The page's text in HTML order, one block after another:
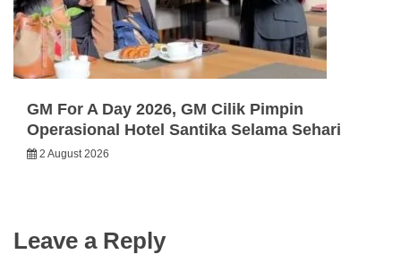
GM For A Day 2026, GM Cilik Pimpin
Operasional Hotel Santika Selama Sehari
2 August 2026
Leave a Reply